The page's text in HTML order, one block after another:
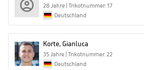
28 Jahre | Trikotnummer: 17
Deutschland
Korte, Gianluca
35 Jahre | Trikotnummer: 22
Deutschland